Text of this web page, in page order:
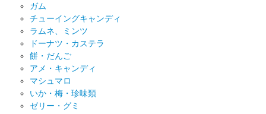
ガム
チューイングキャンディ
ラムネ、ミンツ
ドーナツ・カステラ
餅・だんご
アメ・キャンディ
マシュマロ
いか・梅・珍味類
ゼリー・グミ